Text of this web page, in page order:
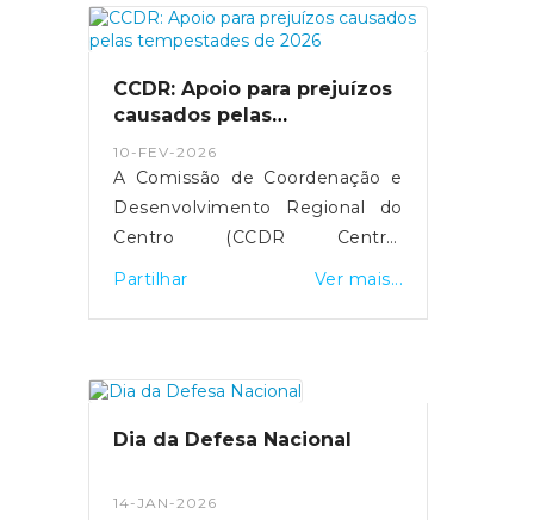
aumento da comparticipação de
15 para 25 euros durante os
justificando a medida com o
impacto da guerra no Médio
Oriente.
CCDR: Apoio para prejuízos
causados pelas
10-FEV-2026
A Comissão de Coordenação e
Desenvolvimento Regional do
Centro (CCDR Centro)
prejuízos resultantes das
afetaram vários concelhos da
se a cidadãos, empresas,
permitindo a sinalização de
Partilhar Ver mais...
Dia da Defesa Nacional
14-JAN-2026